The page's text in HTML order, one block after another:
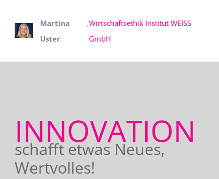
Martina
Uster
,Wirtschaftsethik Institut WEISS
GmbH
INNOVATION
schafft etwas Neues,
Wertvolles!